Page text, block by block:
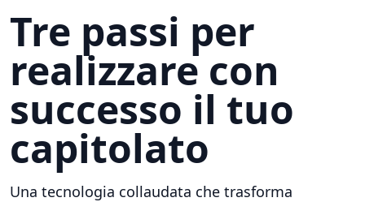
Tre passi per
realizzare con
successo il tuo
capitolato
Una tecnologia collaudata che trasforma